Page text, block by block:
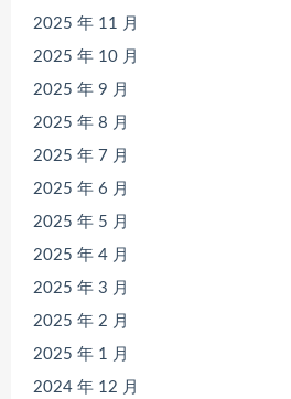
2025 年 11 月
2025 年 10 月
2025 年 9 月
2025 年 8 月
2025 年 7 月
2025 年 6 月
2025 年 5 月
2025 年 4 月
2025 年 3 月
2025 年 2 月
2025 年 1 月
2024 年 12 月